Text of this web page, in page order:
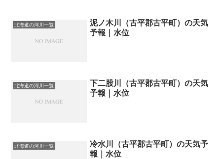
北海道の河川一覧
泥ノ木川（古平郡古平町）の天気
予報｜水位
北海道の河川一覧
下二股川（古平郡古平町）の天気
予報｜水位
北海道の河川一覧
冷水川（古平郡古平町）の天気予
報｜水位